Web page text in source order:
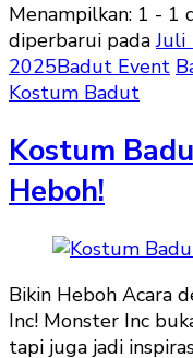
Menampilkan: 1 - 1
diperbarui padaJuli
2025Badut Event
Kostum Badut
Kostum
Heboh!
Bikin Heboh Acara
Inc! Monster Inc
tapi juga jadi